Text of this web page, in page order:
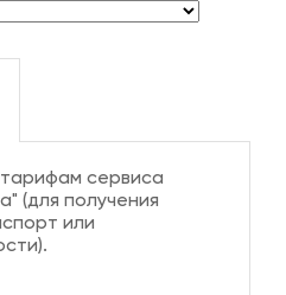
сервиса
(для получения
или